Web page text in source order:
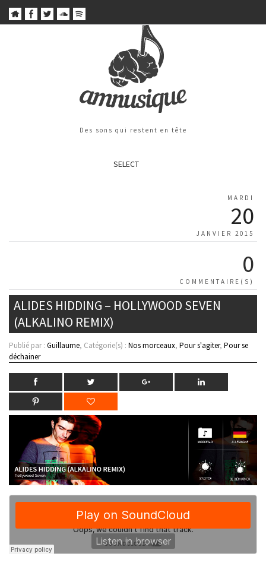
Des sons qui restent en tête
SELECT
MARDI
20
JANVIER 2015
0
COMMENTAIRE(S)
ALIDES HIDDING – HOLLYWOOD SEVEN
(ALKALINO REMIX)
Publié par : Guillaume, Catégorie(s) : Nos morceaux, Pour s'agiter, Pour se
déchainer